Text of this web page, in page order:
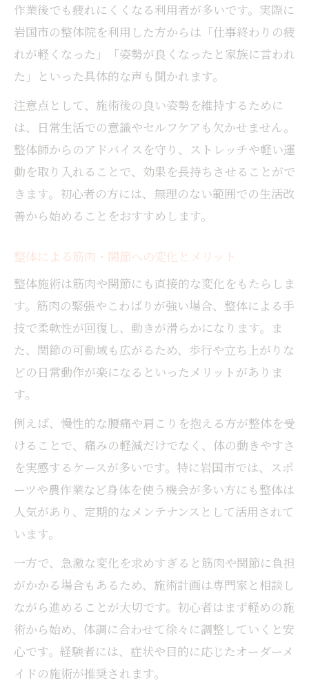
作業後でも疲れにくくなる利用者が多いです。実際に
岩国市の整体院を利用した方からは「仕事終わりの疲
れが軽くなった」「姿勢が良くなったと家族に言われ
た」といった具体的な声も聞かれます。
注意点として、施術後の良い姿勢を維持するために
は、日常生活での意識やセルフケアも欠かせません。
整体師からのアドバイスを守り、ストレッチや軽い運
動を取り入れることで、効果を長持ちさせることがで
きます。初心者の方には、無理のない範囲での生活改
善から始めることをおすすめします。
整体による筋肉・関節への変化とメリット
整体施術は筋肉や関節にも直接的な変化をもたらしま
す。筋肉の緊張やこわばりが強い場合、整体による手
技で柔軟性が回復し、動きが滑らかになります。ま
た、関節の可動域も広がるため、歩行や立ち上がりな
どの日常動作が楽になるといったメリットがありま
す。
例えば、慢性的な腰痛や肩こりを抱える方が整体を受
けることで、痛みの軽減だけでなく、体の動きやすさ
を実感するケースが多いです。特に岩国市では、スポ
ーツや農作業など身体を使う機会が多い方にも整体は
人気があり、定期的なメンテナンスとして活用されて
います。
一方で、急激な変化を求めすぎると筋肉や関節に負担
がかかる場合もあるため、施術計画は専門家と相談し
ながら進めることが大切です。初心者はまず軽めの施
術から始め、体調に合わせて徐々に調整していくと安
心です。経験者には、症状や目的に応じたオーダーメ
イドの施術が推奨されます。